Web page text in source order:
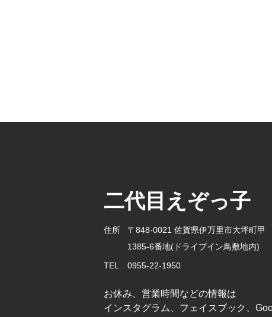
二代目えぞっ子
住所
〒848-0021 佐賀県伊万里市大坪町甲
1385-6番地(ドライブイン鳥敷地内)
TEL
0955-22-1950
お休み、営業時間などの情報は
インスタグラム、フェイスブック、